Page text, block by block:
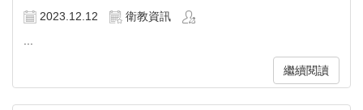
2023.12.12
衛教資訊
繼續閱讀